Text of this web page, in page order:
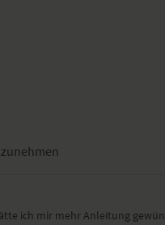
ich mir mehr Anleitung